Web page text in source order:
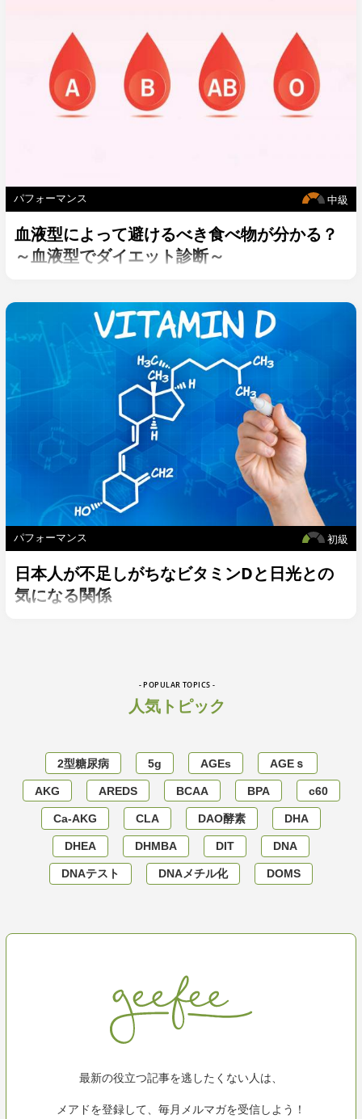
中級
パフォーマンス
血液型によって避けるべき食べ物が分かる？
～血液型でダイエット診断～
初級
パフォーマンス
日本人が不足しがちなビタミンDと日光との
気になる関係
- POPULAR TOPICS -
人気トピック
2型糖尿病 5g AGEs AGEｓ
AKG AREDS BCAA BPA c60
Ca-AKG CLA DAO酵素 DHA
DHEA DHMBA DIT DNA
DNAテスト DNAメチル化 DOMS
最新の役立つ記事を逃したくない人は、
メアドを登録して、毎月メルマガを受信しよう！